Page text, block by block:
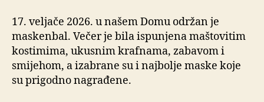
17. veljače 2026. u našem Domu održan je
maskenbal. Večer je bila ispunjena maštovitim
kostimima, ukusnim krafnama, zabavom i
smijehom, a izabrane su i najbolje maske koje
su prigodno nagrađene.